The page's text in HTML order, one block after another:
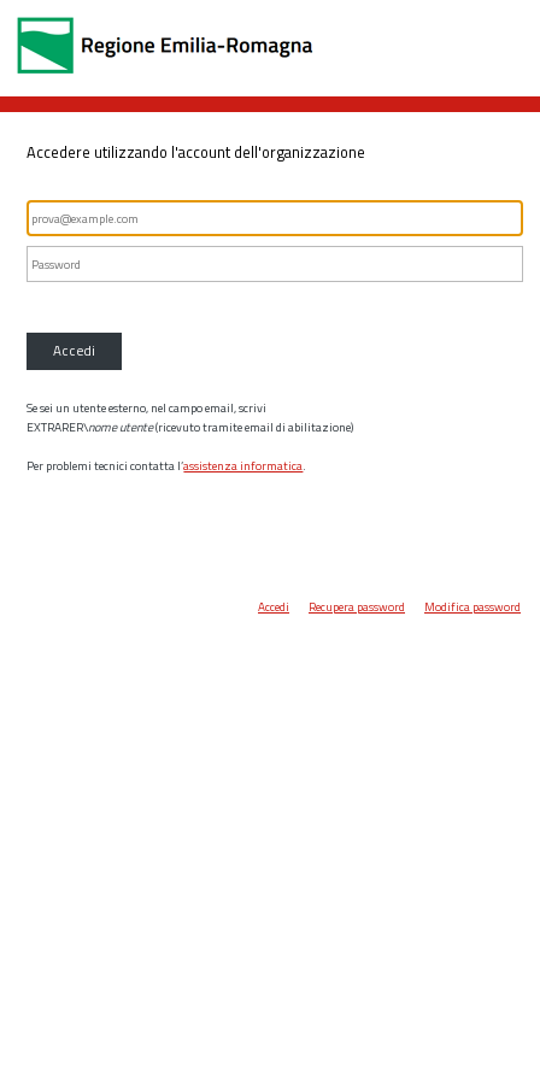
Accedere utilizzando l'account dell'organizzazione
Accedi
Se sei un utente esterno, nel campo email, scrivi
EXTRARER\nome utente(ricevuto tramite email di abilitazione)
Per problemi tecnici contatta l’assistenza informatica.
Accedi Recupera password Modifica password